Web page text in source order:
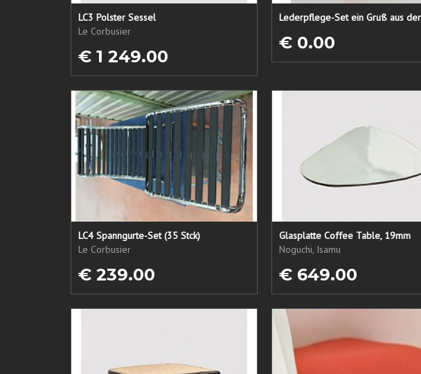
LC3 Polster Sessel
Le Corbusier
€ 1 249.00
€ 0.00
LC4 Spanngurte-Set (35 Stck)
Le Corbusier
€ 239.00
Glasplatte Coffee Table, 19mm
Noguchi, Isamu
€ 649.00